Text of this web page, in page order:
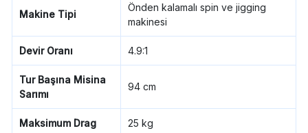
Makine Tipi
Önden kalamalı spin ve jigging
makinesi
Devir Oranı 4.9:1
Tur Başına Misina
Sarımı
94 cm
Maksimum Drag 25 kg